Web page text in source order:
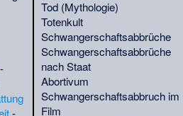
(Zoologe)(BIO)·Henry Marx
(Journalist)(QS-20.1.
Nelson Wieman(CHR)·Henry
Steel Olcott(RT)·Herold
Georg Wilhelm Johannes
Schweickerdt(
Yun
(OA)·Hugo Dihm
-
-
Tod (Mythologie)
Totenkult
Schwangerschaftsabbrüche
Schwangerschaftsabbrüche
nach Staat
Abortivum
Schwangerschaftsabbruch im
Film